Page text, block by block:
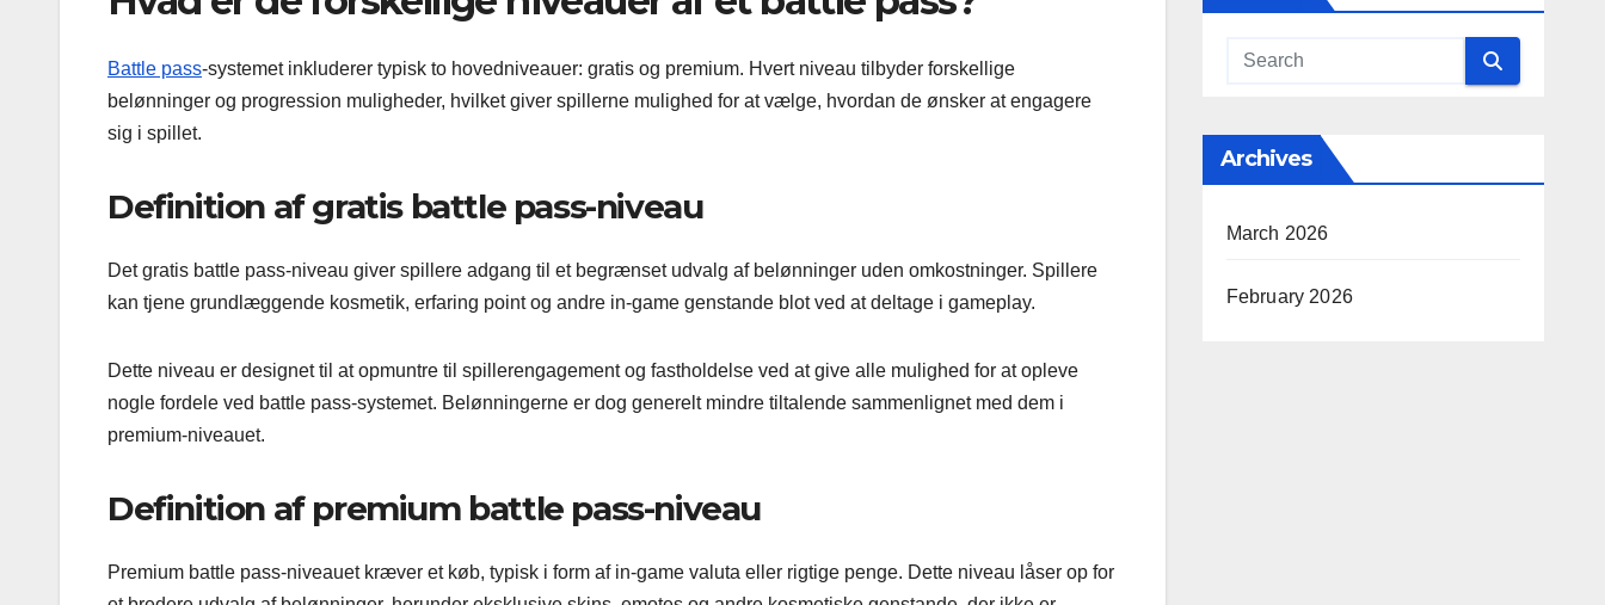
Battle pass-systemet inkluderer typisk to hovedniveauer: gratis og premium. Hvert niveau tilbyder forskellige
belønninger og progression muligheder, hvilket giver spillerne mulighed for at vælge, hvordan de ønsker at engagere
sig i spillet.
Definition af gratis battle pass-niveau
Det gratis battle pass-niveau giver spillere adgang til et begrænset udvalg af belønninger uden omkostninger. Spillere
kan tjene grundlæggende kosmetik, erfaring point og andre in-game genstande blot ved at deltage i gameplay.
Dette niveau er designet til at opmuntre til spillerengagement og fastholdelse ved at give alle mulighed for at opleve
nogle fordele ved battle pass-systemet. Belønningerne er dog generelt mindre tiltalende sammenlignet med dem i
premium-niveauet.
Definition af premium battle pass-niveau
Premium battle pass-niveauet kræver et køb, typisk i form af in-game valuta eller rigtige penge. Dette niveau låser op for
Archives
March 2026
February 2026